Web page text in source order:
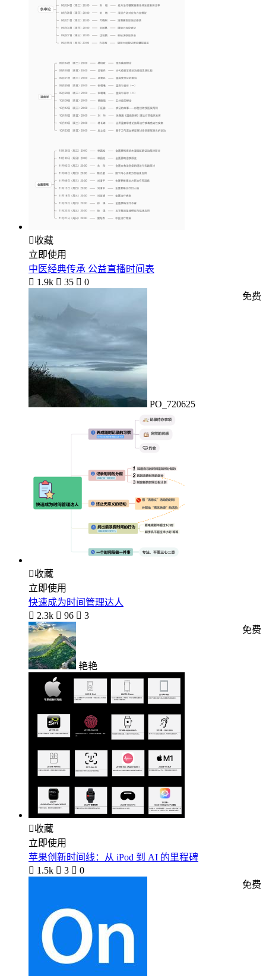
收藏
立即使用
中医经典传承 公益直播时间表
 1.9k  35  0
PO_720625
免费
收藏
立即使用
快速成为时间管理达人
 2.3k  96  3
艳艳
免费
收藏
立即使用
苹果创新时间线：从 iPod 到 AI 的里程碑
 1.5k  3  0
免费